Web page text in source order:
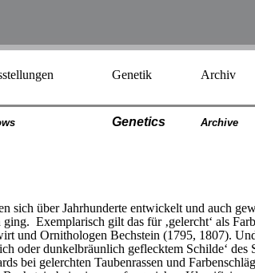
Genetik Archiv
Genetics Archive
sich über Jahrhunderte entwickelt und auch
Exemplarisch gilt das für ‚gelercht‘ als
und Ornithologen Bechstein (1795, 1807).
oder dunkelbräunlich geflecktem Schilde‘
bei gelerchten Taubenrassen und